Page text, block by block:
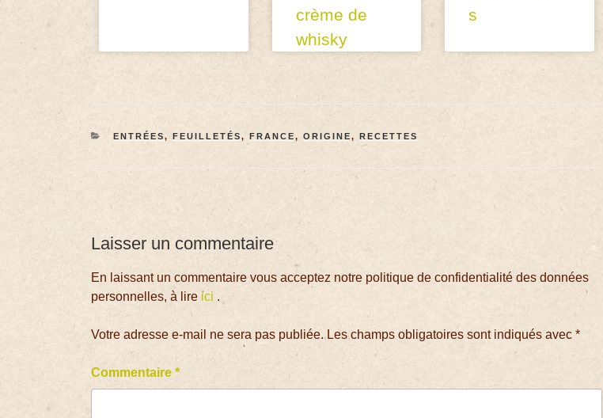
crème de
whisky
s
ENTRÉES, FEUILLETÉS, FRANCE, ORIGINE, RECETTES
Laisser un commentaire
En laissant un commentaire vous acceptez notre politique de confidentialité des données
personnelles, à lire ici .
Votre adresse e-mail ne sera pas publiée. Les champs obligatoires sont indiqués avec*
Commentaire*